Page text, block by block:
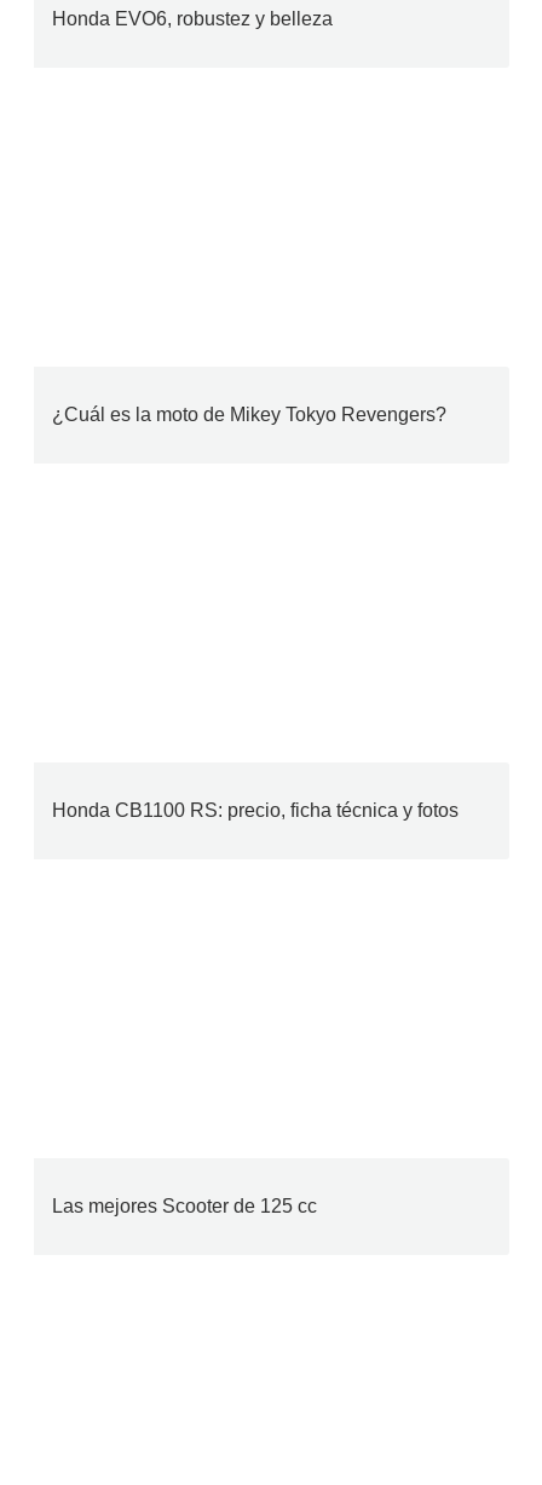
Honda EVO6, robustez y belleza
¿Cuál es la moto de Mikey Tokyo Revengers?
Honda CB1100 RS: precio, ficha técnica y fotos
Las mejores Scooter de 125 cc